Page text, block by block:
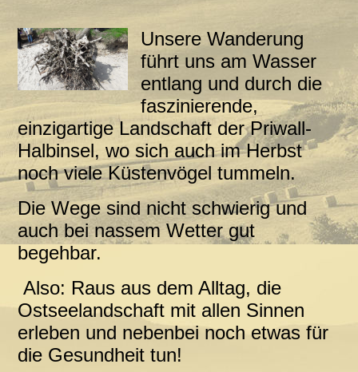
Unsere Wanderung
führt uns am Wasser
entlang und durch die
faszinierende,
einzigartige Landschaft der Priwall-
Halbinsel, wo sich auch im Herbst
noch viele Küstenvögel tummeln.
Die Wege sind nicht schwierig und
auch bei nassem Wetter gut
begehbar.
Also: Raus aus dem Alltag, die
Ostseelandschaft mit allen Sinnen
erleben und nebenbei noch etwas für
die Gesundheit tun!